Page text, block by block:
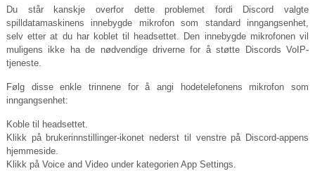
Du står kanskje overfor dette problemet fordi Discord valgte
spilldatamaskinens innebygde mikrofon som standard inngangsenhet,
selv etter at du har koblet til headsettet. Den innebygde mikrofonen vil
muligens ikke ha de nødvendige driverne for å støtte Discords VoIP-
tjeneste.
Følg disse enkle trinnene for å angi hodetelefonens mikrofon som
inngangsenhet:
Koble til headsettet.
Klikk på brukerinnstillinger-ikonet nederst til venstre på Discord-appens
hjemmeside.
Klikk på Voice and Video under kategorien App Settings.